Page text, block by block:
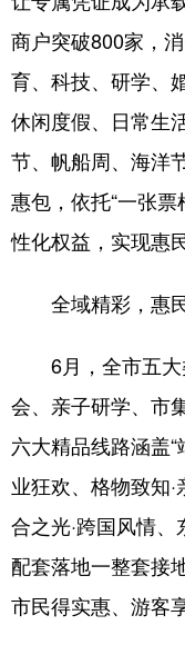
商户突破800家，
育、科技、研学、
休闲度假、日常生
节、帆船周、海洋
惠包，依托“一张
性化权益，实现惠
全域精彩，惠
6月，全市五大
会、亲子研学、市
六大精品线路涵盖
业狂欢、格物致知
合之光·跨国风情、
配套落地一整套接
市民得实惠、游客